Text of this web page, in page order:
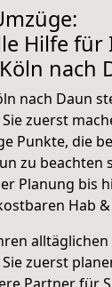
Hilfe für
nach
nach Daun
zuerst
Punkte, die
zu beachten
Planung bis
Hab
zuerst